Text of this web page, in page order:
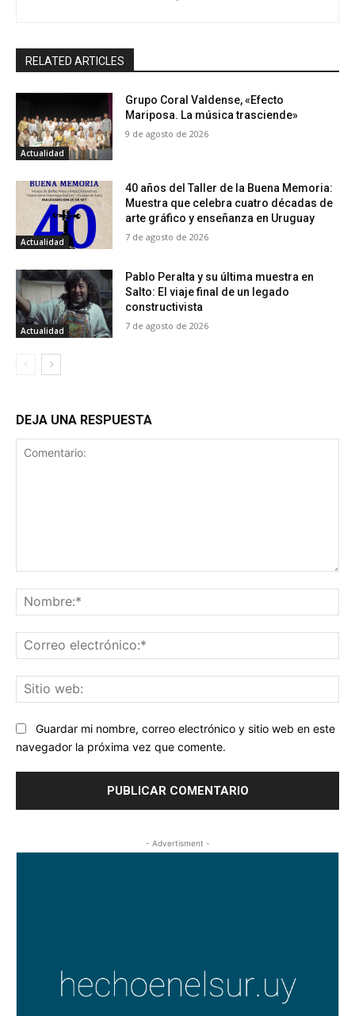
RELATED ARTICLES
Actualidad
Grupo Coral Valdense, «Efecto
Mariposa. La música trasciende»
9 de agosto de 2026
Actualidad
40 años del Taller de la Buena Memoria:
Muestra que celebra cuatro décadas de
arte gráfico y enseñanza en Uruguay
7 de agosto de 2026
Actualidad
Pablo Peralta y su última muestra en
Salto: El viaje final de un legado
constructivista
7 de agosto de 2026
DEJA UNA RESPUESTA
Guardar mi nombre, correo electrónico y sitio web en este
navegador la próxima vez que comente.
- Advertisment -